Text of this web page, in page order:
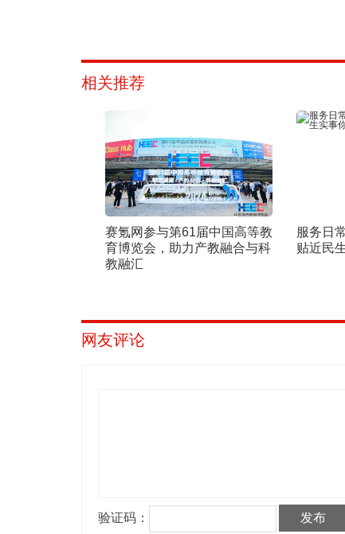
相关推荐
赛氪网参与第61届中国高等教
育博览会，助力产教融合与科
教融汇
服务日
贴近民
网友评论